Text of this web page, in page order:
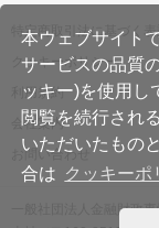
本ウェブサイト
サービスの品質
ッキー)を使用し
閲覧を続行され
いただいたもの
合は クッキーポ
特定商取引法に基づく表
クッキーポリシー
利用規約
会社案内
お問い合わせ
一般社団法人金融財政